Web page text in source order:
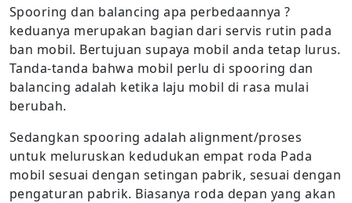
Spooring dan balancing apa perbedaannya ?
keduanya merupakan bagian dari servis rutin pada
ban mobil. Bertujuan supaya mobil anda tetap lurus.
Tanda-tanda bahwa mobil perlu di spooring dan
balancing adalah ketika laju mobil di rasa mulai
berubah.
Sedangkan spooring adalah alignment/proses
untuk meluruskan kedudukan empat roda Pada
mobil sesuai dengan setingan pabrik, sesuai dengan
pengaturan pabrik. Biasanya roda depan yang akan